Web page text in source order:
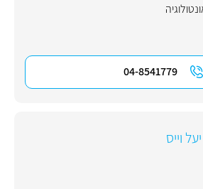
04-8541779
וייס